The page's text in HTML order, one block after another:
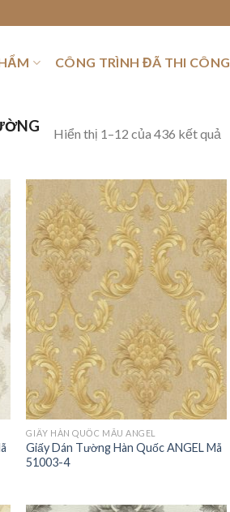
CÔNG TRÌNH ĐÃ THI CÔNG
Hiển thị 1–12 của 436 kết quả
GIẤY HÀN QUỐC MẪU ANGEL
Giấy Dán Tường Hàn Quốc ANGEL Mã
51003-4